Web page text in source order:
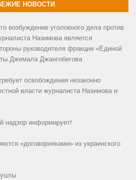
НОВОСТИ
возбуждение уголовного дела против
Назимова является
руководителя фракции «Единой
Джемала Джангобегова
освобождения незаконно
власти журналиста Назимова и
надзор информирует!
«договорняками» из украинского